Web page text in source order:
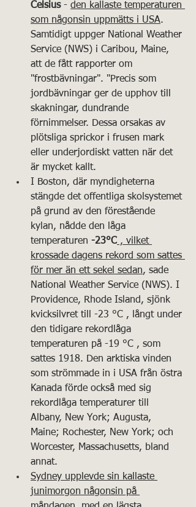
Celsius - den kallaste temperaturen
som någonsin uppmätts i USA.
Samtidigt uppger National Weather
Service (NWS) i Caribou, Maine,
att de fått rapporter om
"frostbävningar". "Precis som
jordbävningar ger de upphov till
skakningar, dundrande
förnimmelser. Dessa orsakas av
plötsliga sprickor i frusen mark
eller underjordiskt vatten när det
är mycket kallt.
I Boston, där myndigheterna
stängde det offentliga skolsystemet
på grund av den förestående
kylan, nådde den låga
temperaturen -23°C , vilket
krossade dagens rekord som sattes
för mer än ett sekel sedan, sade
National Weather Service (NWS). I
Providence, Rhode Island, sjönk
kvicksilvret till -23 °C , långt under
den tidigare rekordlåga
temperaturen på -19 °C , som
sattes 1918. Den arktiska vinden
som strömmade in i USA från östra
Kanada förde också med sig
rekordlåga temperaturer till
Albany, New York; Augusta,
Maine; Rochester, New York; och
Worcester, Massachusetts, bland
annat.
Sydney upplevde sin kallaste
junimorgon någonsin på